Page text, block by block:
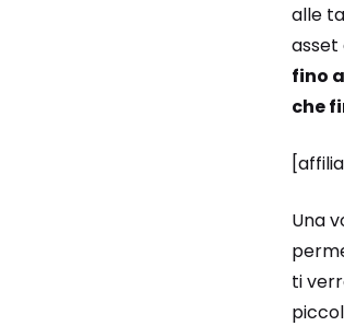
alle
asset
fino
che
Una
ti